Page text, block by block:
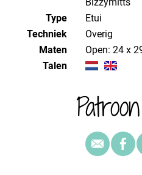
Type
Etui
Techniek
overig
Maten
Open: 24 x
Talen